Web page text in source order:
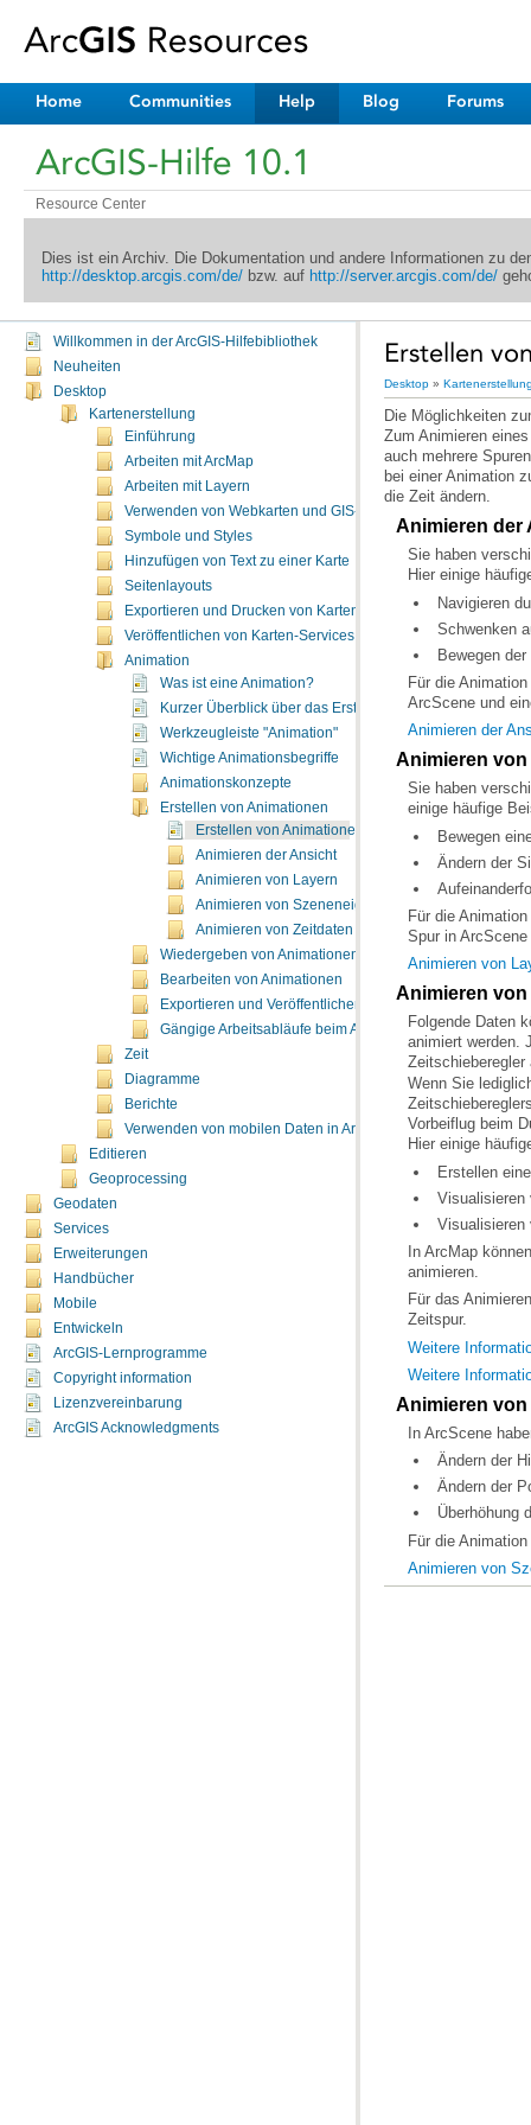
Home Communities Help Blog Forums
ArcGIS-Hilfe 10.1
Resource Center
Dies ist ein Archiv. Die Dokumentation und andere Informationen zu
http://desktop.arcgis.com/de/bzw. auf http://server.arcgis.com/de/
Willkommen in der ArcGIS-Hilfebibliothek
Neuheiten
Desktop
Kartenerstellung
Einführung
Arbeiten mit ArcMap
Arbeiten mit Layern
Verwenden von Webkarten und GIS-Services
Symbole und Styles
Hinzufügen von Text zu einer Karte
Seitenlayouts
Exportieren und Drucken von Karten
Veröffentlichen von Karten-Services
Animation
Was ist eine Animation?
Kurzer Überblick über das Erstellen von Animationen
Werkzeugleiste "Animation"
Wichtige Animationsbegriffe
Animationskonzepte
Erstellen von Animationen
Erstellen von Animationen in ArcGIS
Animieren der Ansicht
Animieren von Layern
Animieren von Szeneneigenschaften
Animieren von Zeitdaten
Wiedergeben von Animationen
Bearbeiten von Animationen
Exportieren und Veröffentlichen von Animationen
Gängige Arbeitsabläufe beim Animieren
Zeit
Diagramme
Berichte
Verwenden von mobilen Daten in ArcMap
Editieren
Geoprocessing
Geodaten
Services
Erweiterungen
Handbücher
Mobile
Entwickeln
ArcGIS-Lernprogramme
Copyright information
Lizenzvereinbarung
ArcGIS Acknowledgments
Erstellen
Desktop »
die Zeit ändern.
Animieren der
Hier einige
Navigieren
Schwenken
Bewegen
ArcScene und
Animieren der
Animieren
einige häufige
Bewegen
Ändern der
Spur in
Animieren von
Animieren
Hier einige
Erstellen
Visualisieren
Visualisieren
animieren.
Zeitspur.
Weitere
Weitere
Animieren
In ArcScene
Ändern der
Ändern der
Überhöhung
Für die
Animieren von